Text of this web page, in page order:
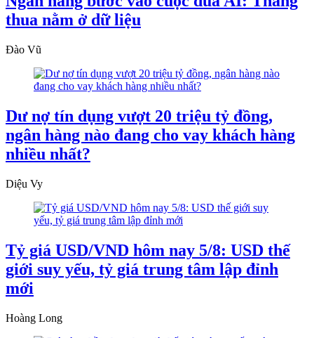
thua nằm ở dữ liệu
Đào Vũ
Dư nợ tín dụng vượt 20 triệu tỷ đồng,
ngân hàng nào đang cho vay khách hàng
nhiều nhất?
Diệu Vy
Tỷ giá USD/VND hôm nay 5/8: USD thế
giới suy yếu, tỷ giá trung tâm lập đỉnh
mới
Hoàng Long